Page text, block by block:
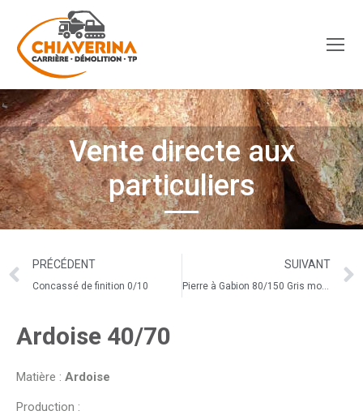
Vente directe aux
particuliers
PRÉCÉDENT
Concassé de finition 0/10
SUIVANT
Pierre à Gabion 80/150 Gris moucheté
Ardoise 40/70
Matière : Ardoise
Production :